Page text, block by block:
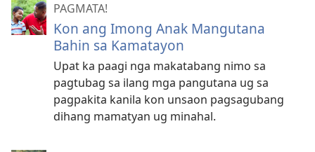
PAGMATA!
Kon ang Imong Anak Mangutana
Bahin sa Kamatayon
Upat ka paagi nga makatabang nimo sa
pagtubag sa ilang mga pangutana ug sa
pagpakita kanila kon unsaon pagsagubang
dihang mamatyan ug minahal.